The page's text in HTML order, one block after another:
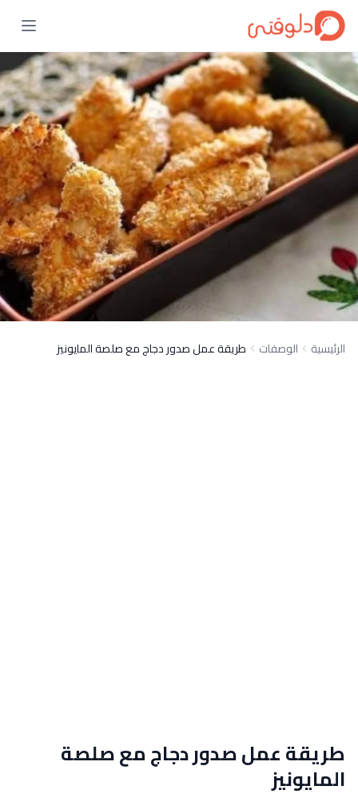
الرئيسية الوصفات طريقة عمل صدور دجاج مع صلصة المايونيز
طريقة عمل صدور دجاج مع صلصة
المايونيز